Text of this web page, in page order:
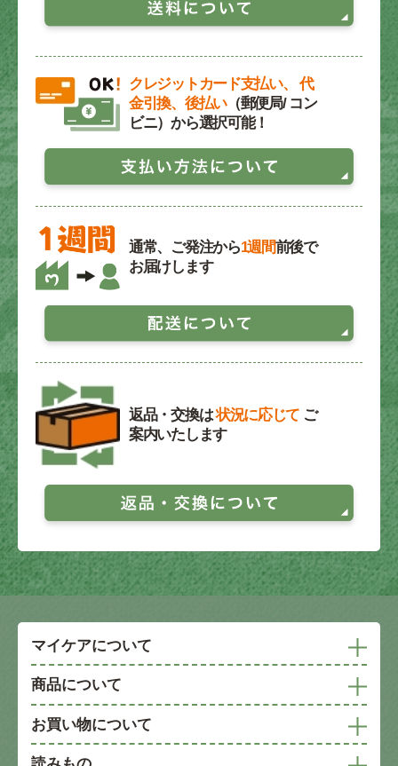
クレジットカード支払い、 代
金引換、後払い（郵便局/ コン
ビニ）から選択可能！
通常、ご発注から1週間前後で
お届けします
返品・交換は状況に応じて ご
案内いたします
マイケアについて
商品について
お買い物について